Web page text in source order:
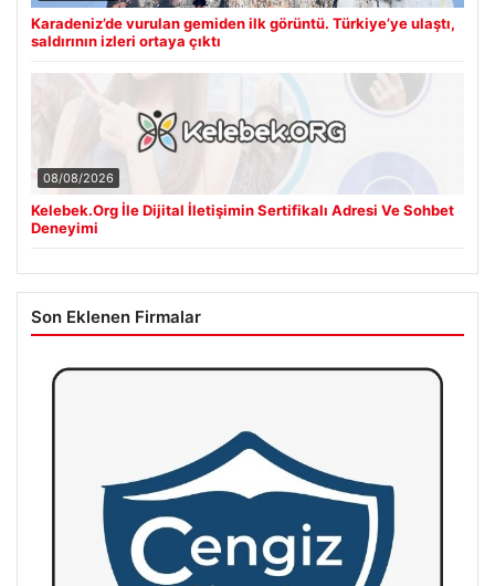
Karadeniz’de vurulan gemiden ilk görüntü. Türkiye’ye ulaştı,
saldırının izleri ortaya çıktı
08/08/2026
Kelebek.Org İle Dijital İletişimin Sertifikalı Adresi Ve Sohbet
Deneyimi
Son Eklenen Firmalar